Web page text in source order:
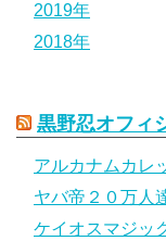
2019年
2018年
黒野忍オフィ
アルカナムカレ
ヤバ帝２０万人
ケイオスマジッ